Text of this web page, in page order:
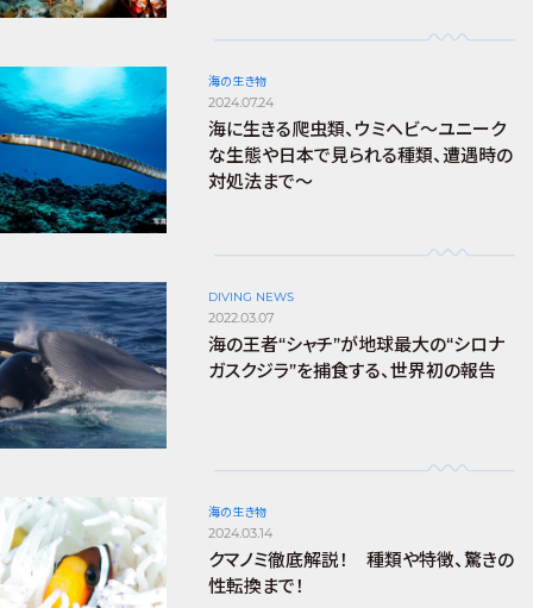
海の生き物
2024.07.24
海に生きる爬虫類、ウミヘビ～ユニーク
な生態や日本で見られる種類、遭遇時の
対処法まで～
DIVING NEWS
2022.03.07
海の王者“シャチ”が地球最大の“シロナ
ガスクジラ”を捕食する、世界初の報告
海の生き物
2024.03.14
クマノミ徹底解説！ 種類や特徴、驚きの
性転換まで！